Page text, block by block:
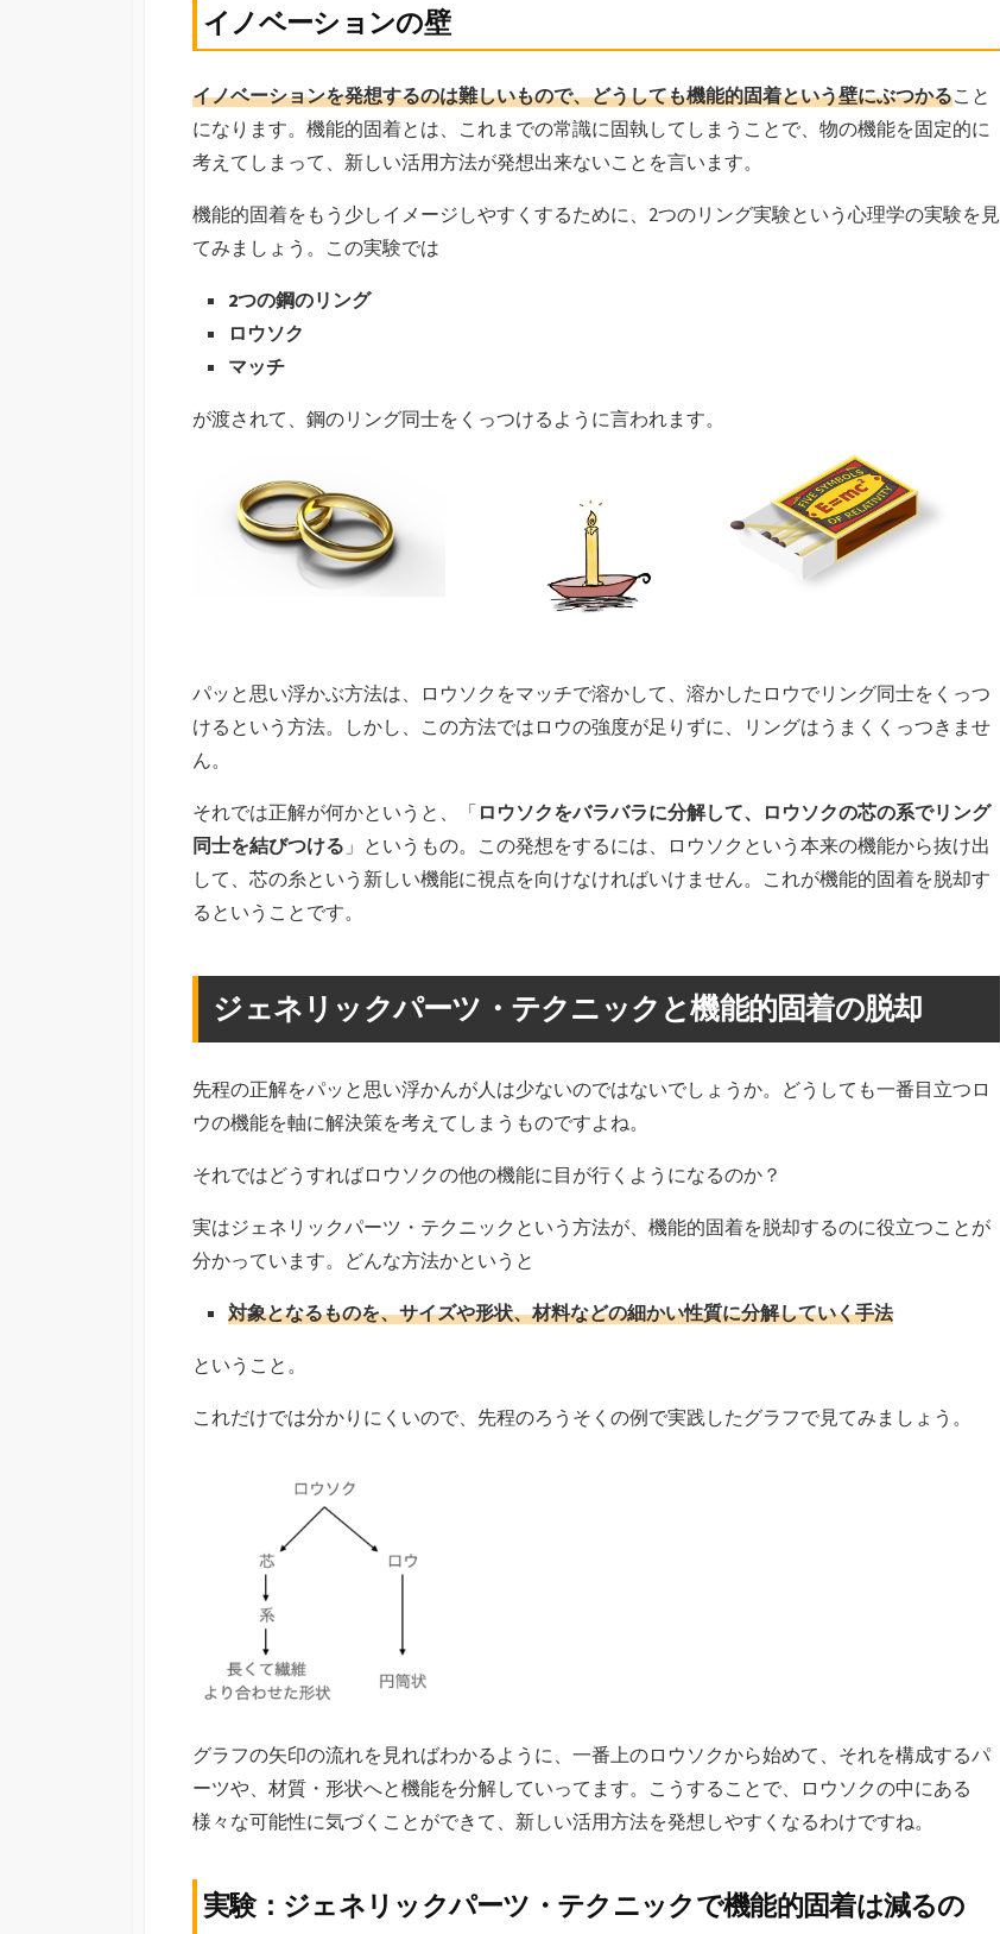
イノベーションの壁
イノベーションを発想するのは難しいもので、どうしても機能的固着という壁にぶつかること
になります。機能的固着とは、これまでの常識に固執してしまうことで、物の機能を固定的に
考えてしまって、新しい活用方法が発想出来ないことを言います。
機能的固着をもう少しイメージしやすくするために、2つのリング実験という心理学の実験を見
てみましょう。この実験では
2つの鋼のリング
ロウソク
マッチ
が渡されて、鋼のリング同士をくっつけるように言われます。
パッと思い浮かぶ方法は、ロウソクをマッチで溶かして、溶かしたロウでリング同士をくっつ
けるという方法。しかし、この方法ではロウの強度が足りずに、リングはうまくくっつきませ
ん。
それでは正解が何かというと、「 ロウソクをバラバラに分解して、ロウソクの芯の系でリング
同士を結びつける 」というもの。この発想をするには、ロウソクという本来の機能から抜け出
して、芯の糸という新しい機能に視点を向けなければいけません。これが機能的固着を脱却す
るということです。
ジェネリックパーツ・テクニックと機能的固着の脱却
先程の正解をパッと思い浮かんが人は少ないのではないでしょうか。どうしても一番目立つロ
ウの機能を軸に解決策を考えてしまうものですよね。
それではどうすればロウソクの他の機能に目が行くようになるのか？
実はジェネリックパーツ・テクニックという方法が、機能的固着を脱却するのに役立つことが
分かっています。どんな方法かというと
対象となるものを、サイズや形状、材料などの細かい性質に分解していく手法
ということ。
これだけでは分かりにくいので、先程のろうそくの例で実践したグラフで見てみましょう。
グラフの矢印の流れを見ればわかるように、一番上のロウソクから始めて、それを構成するパ
ーツや、材質・形状へと機能を分解していってます。こうすることで、ロウソクの中にある
様々な可能性に気づくことができて、新しい活用方法を発想しやすくなるわけですね。
実験：ジェネリックパーツ・テクニックで機能的固着は減るの